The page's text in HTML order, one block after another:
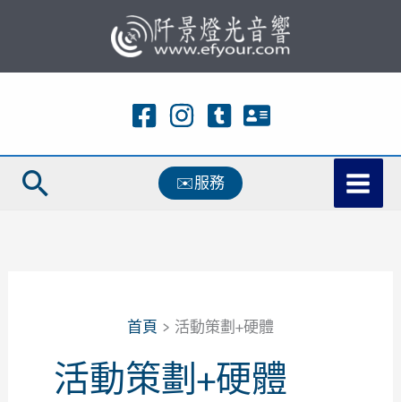
主
容
搜
✉️服務
首頁 活動策劃+硬體
活動策劃+硬體